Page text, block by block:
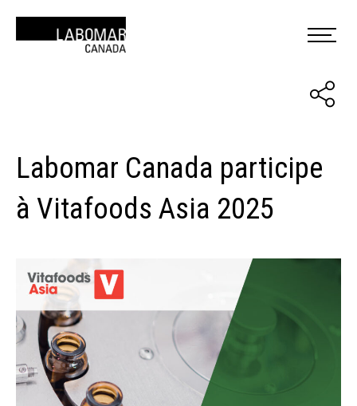
Labomar Canada participe
à Vitafoods Asia 2025